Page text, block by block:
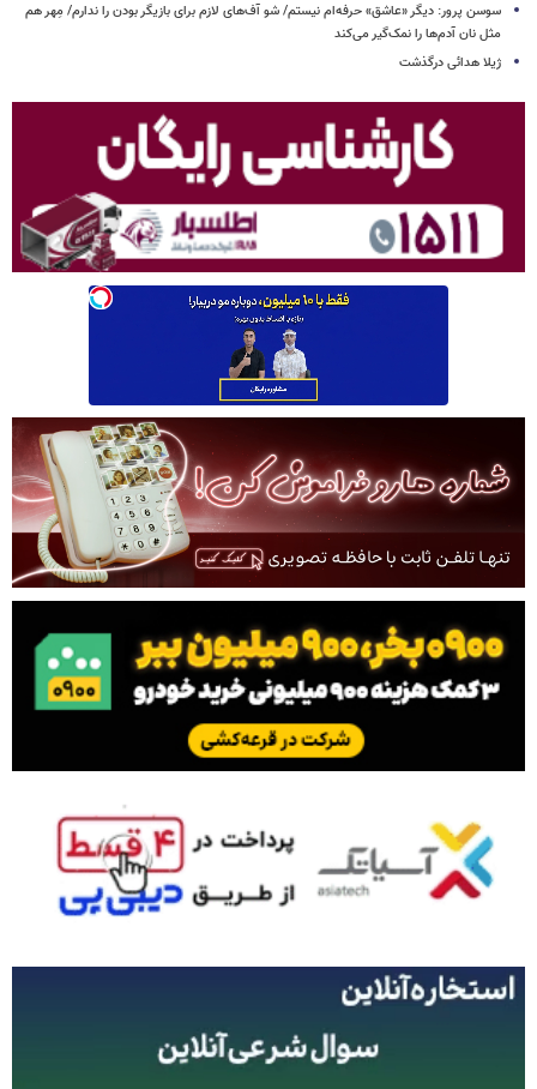
سوسن پرور: دیگر «عاشق» حرفه‌ام نیستم/ شو آف‌های لازم برای بازیگر بودن را ندارم/ مِهر هم
مثل نان آدم‌ها را نمک‌گیر می‌کند
ژیلا هدائی درگذشت